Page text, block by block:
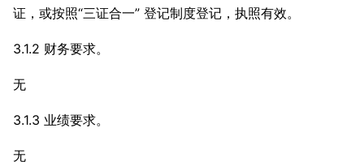
证，或按照“三证合一” 登记制度登记，执照有效。
3.1.2 财务要求。
无
3.1.3 业绩要求。
无